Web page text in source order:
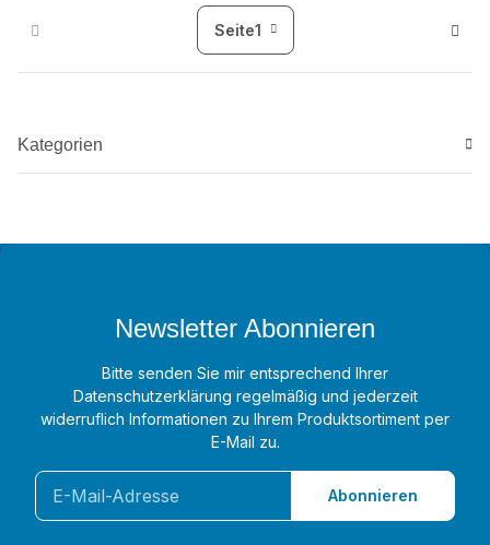
Seite1
Kategorien
Newsletter Abonnieren
Bitte senden Sie mir entsprechend Ihrer
Datenschutzerklärung regelmäßig und jederzeit
widerruflich Informationen zu Ihrem Produktsortiment per
E-Mail zu.
Abonnieren